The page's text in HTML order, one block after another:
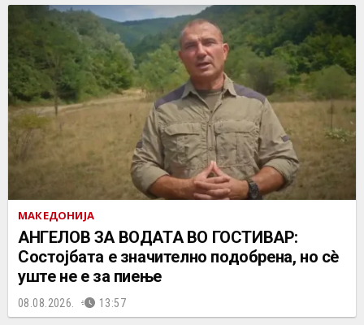
МАКЕДОНИЈА
АНГЕЛОВ ЗА ВОДАТА ВО ГОСТИВАР:
Состојбата е значително подобрена, но сè
уште не е за пиење
08.08.2026. 13:57